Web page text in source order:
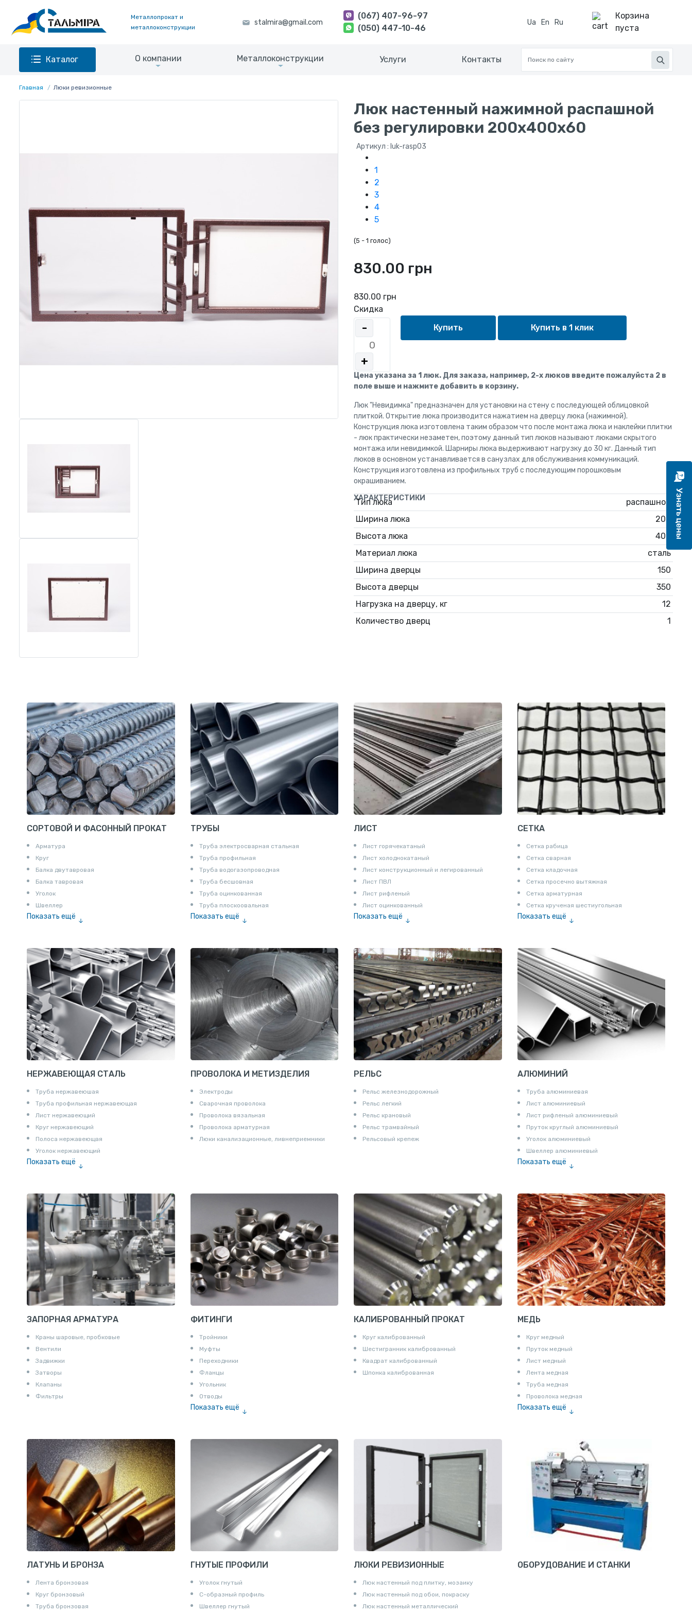
Металлопрокат и
металлоконструкции
(067) 407-96-97
(050) 447-10-46
Ua En Ru
Корзина
пуста
Каталог О компании Металлоконструкции Услуги Контакты
Главная Люки ревизионные
Люк настенный нажимной распашной
без регулировки 200х400х60
Артикул : luk-rasp03
1
2
3
4
5
(5 - 1 голос)
830.00 грн
830.00 грн
Скидка
-
+
Купить в 1 клик
Цена указана за 1 люк. Для заказа, например, 2-х люков введите пожалуйста 2 в
поле выше и нажмите добавить в корзину.
Люк "Невидимка" предназначен для установки на стену с последующей облицовкой
плиткой. Открытие люка производится нажатием на дверцу люка (нажимной).
Конструкция люка изготовлена таким образом что после монтажа люка и наклейки плитки
- люк практически незаметен, поэтому данный тип люков называют люками скрытого
монтажа или невидимкой. Шарниры люка выдерживают нагрузку до 30 кг. Данный тип
люков в основном устанавливается в санузлах для обслуживания коммуникаций.
Конструкция изготовлена из профильных труб с последующим порошковым
окрашиванием.
ХАРАКТЕРИСТИКИ
Тип люка
распашной
Ширина люка
200
Высота люка
400
Материал люка
сталь
Ширина дверцы
150
Высота дверцы
350
Нагрузка на дверцу, кг
12
Количество дверц
1
СОРТОВОЙ И ФАСОННЫЙ ПРОКАТ
Арматура
Круг
Балка двутавровая
Балка тавровая
Уголок
Швеллер
Показать ещё
Катанка
Шестигранник
Полособульб
Полукруг
Шпунт Ларсена
ТРУБЫ
Труба электросварная стальная
Труба профильная
Труба водогазопроводная
Труба бесшовная
Труба оцинкованная
Труба плоскоовальная
Показать ещё
ЛИСТ
Лист горячекатаный
Лист холоднокатаный
Лист конструкционный и легированный
Лист ПВЛ
Лист рифленый
Лист оцинкованный
Показать ещё
СЕТКА
Сетка рабица
Сетка сварная
Сетка кладочная
Сетка просечно вытяжная
Сетка арматурная
Сетка крученая шестиугольная
Показать ещё
НЕРЖАВЕЮЩАЯ СТАЛЬ
Труба нержавеюшая
Труба профильная нержавеющая
Лист нержавеющий
Круг нержавеющий
Полоса нержавеющая
Уголок нержавеющий
Показать ещё
ПРОВОЛОКА И МЕТИЗДЕЛИЯ
Электроды
Сварочная проволока
Проволока вязальная
Проволока арматурная
Люки канализационные, ливнеприемники
РЕЛЬС
Рельс железнодорожный
Рельс легкий
Рельс крановый
Рельс трамвайный
Рельсовый крепеж
АЛЮМИНИЙ
Труба алюминиевая
Лист алюминиевый
Лист рифленый алюминиевый
Пруток круглый алюминиевый
Уголок алюминиевый
Швеллер алюминиевый
Показать ещё
Шина электротехническая
Алюминиевая плита
Z профиль алюминиевый
Т профиль алюминиевый
Пруток квадратный алюминиевый
Полоса алюминиевая
Пруток шестигранный алюминиевый
ЗАПОРНАЯ АРМАТУРА
Краны шаровые, пробковые
Вентили
Задвижки
Затворы
Клапаны
Фильтры
ФИТИНГИ
Тройники
Муфты
Переходники
Фланцы
Угольник
Отводы
Показать ещё
Удлинители для труб
Крестовины
Контргайки
КАЛИБРОВАННЫЙ ПРОКАТ
Круг калиброванный
Шестигранник калиброванный
Квадрат калиброванный
Шпонка калиброванная
МЕДЬ
Круг медный
Пруток медный
Лист медный
Лента медная
Труба медная
Проволока медная
Показать ещё
ЛАТУНЬ И БРОНЗА
Лента бронзовая
Круг бронзовый
Труба бронзовая
ГНУТЫЕ ПРОФИЛИ
Уголок гнутый
С-образный профиль
Швеллер гнутый
ЛЮКИ РЕВИЗИОННЫЕ
Люк настенный под плитку, мозаику
Люк настенный под обои, покраску
Люк настенный металлический
ОБОРУДОВАНИЕ И СТАНКИ